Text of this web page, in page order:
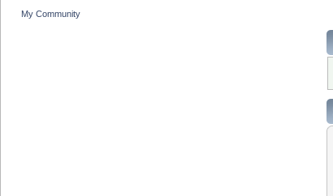
My Community